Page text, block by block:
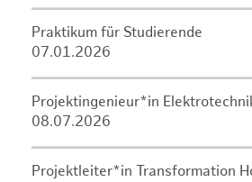
Praktikum für Studierende
07.01.2026
Projektingenieur*in
08.07.2026
Projektleiter*in Transformation